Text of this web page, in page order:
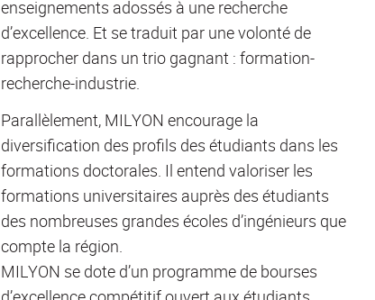
enseignements adossés à une recherche
d’excellence. Et se traduit par une volonté de
rapprocher dans un trio gagnant : formation-
recherche-industrie.
Parallèlement, MILYON encourage la
diversification des profils des étudiants dans les
formations doctorales. Il entend valoriser les
formations universitaires auprès des étudiants
des nombreuses grandes écoles d’ingénieurs que
compte la région.
MILYON se dote d’un programme de bourses